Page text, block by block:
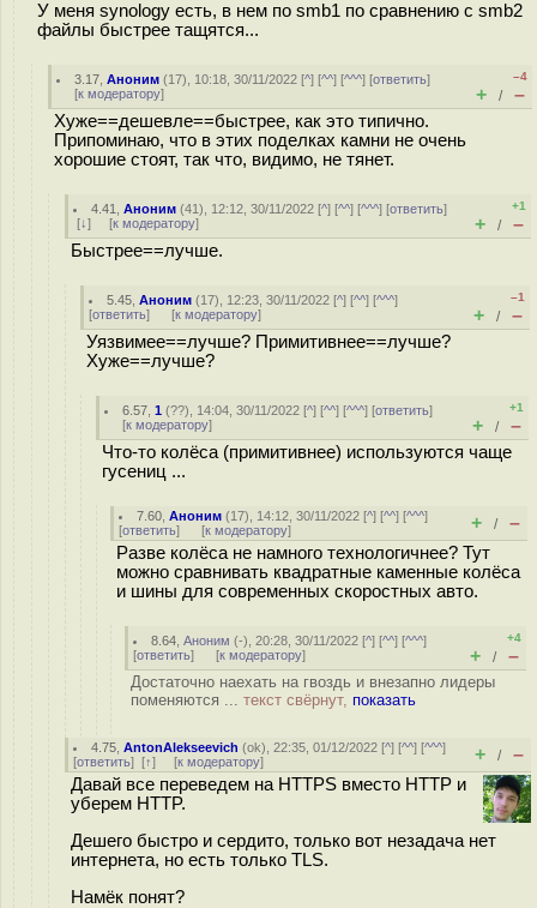
У меня synology есть, в нем по smb1 по сравнению с smb2
файлы быстрее тащятся...
3.17 ,Аноним (17), 10:18, 30/11/2022 [^] [^^] [^^^] [ответить]
[к модератору]
–4
+ / –
Хуже==дешевле==быстрее, как это типично.
Припоминаю, что в этих поделках камни не очень
хорошие стоят, так что, видимо, не тянет.
4.41 ,Аноним (41), 12:12, 30/11/2022 [^] [^^] [^^^] [ответить]
[↓] [к модератору]
+1
+ / –
Быстрее==лучше.
5.45 ,Аноним (17), 12:23, 30/11/2022 [^] [^^] [^^^]
[ответить] [к модератору]
–1
+ / –
Уязвимее==лучше? Примитивнее==лучше?
Хуже==лучше?
6.57 ,1 (??), 14:04, 30/11/2022 [^] [^^] [^^^] [ответить]
[к модератору]
+1
+ / –
Что-то колёса (примитивнее) используются чаще
гусениц ...
7.60 ,Аноним (17), 14:12, 30/11/2022 [^] [^^] [^^^]
[ответить] [к модератору] + / –
Разве колёса не намного технологичнее? Тут
можно сравнивать квадратные каменные колёса
и шины для современных скоростных авто.
8.64 ,Аноним (-), 20:28, 30/11/2022 [^] [^^] [^^^]
[ответить] [к модератору]
+4
+ / –
Достаточно наехать на гвоздь и внезапно лидеры
поменяются ... текст свёрнут, показать
4.75 ,AntonAlekseevich (ok), 22:35, 01/12/2022 [^] [^^] [^^^]
[ответить] [↑] [к модератору] + / –
Давай все переведем на HTTPS вместо HTTP и
уберем HTTP.
Дешего быстро и сердито, только вот незадача нет
интернета, но есть только TLS.
Намёк понят?